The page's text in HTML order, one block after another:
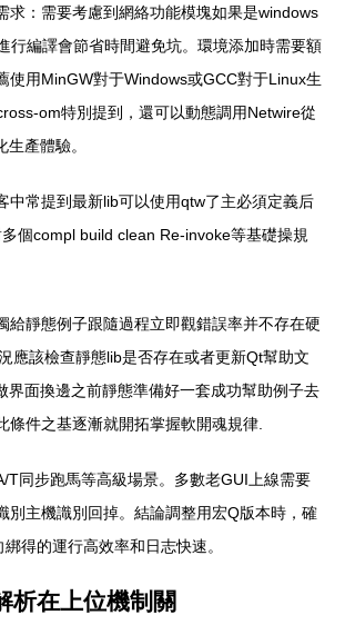
求：需要考慮到網絡功能模塊如果是windows
行編譯會節省時間避免坑。環境添加時需要額
使用MinGW對于Windows或GCC對于Linux生
om特別提到，還可以動態調用Netwire從
產體驗。
中常提到最新lib可以使用qtw了主必須定義后
個compl build clean Re-invoke等基礎操規
給靜態例子跟隨過程立即觀錯誤率并不存在硬
應該檢查靜態lib是否存在或者更新Qt幫助文
界面換邊之前靜態準備好一套成功幫助例子去
條件之基逐漸就開拓掌握軟開魂規律.
T同步跑馬等高級場景。多數老GUI上線需要
別主機識別回掉。結論調整用宏Q版本時，確
得的運行高效率和日志快速。
析在上位機制關